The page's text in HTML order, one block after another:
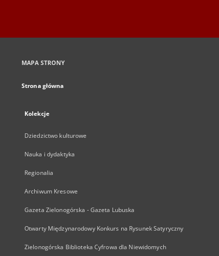
MAPA STRONY
Strona główna
Kolekcje
Dziedzictwo kulturowe
Nauka i dydaktyka
Regionalia
Archiwum Kresowe
Gazeta Zielonogórska - Gazeta Lubuska
Otwarty Międzynarodowy Konkurs na Rysunek Satyryczny
Zielonogórska Biblioteka Cyfrowa dla Niewidomych